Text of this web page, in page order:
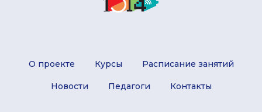
О проекте Курсы Расписание занятий
Новости Педагоги Контакты